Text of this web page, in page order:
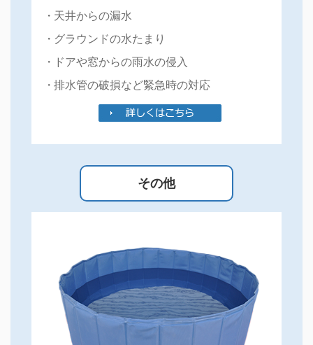
天井からの漏水
グラウンドの水たまり
ドアや窓からの雨水の侵入
排水管の破損など緊急時の対応
その他